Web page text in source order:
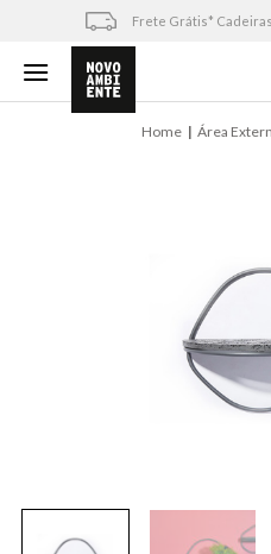
content
Frete Grátis*
Home Área